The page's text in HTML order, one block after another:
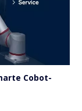
Cobot-